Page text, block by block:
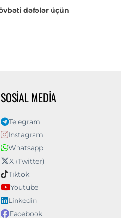
dəfələr üçün
SOSIAL MEDIA
Telegram
Instagram
Whatsapp
X (Twitter)
Tiktok
Youtube
Linkedin
Facebook